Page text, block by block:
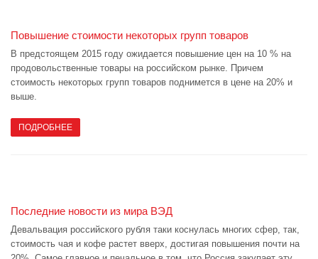
Повышение стоимости некоторых групп товаров
В предстоящем 2015 году ожидается повышение цен на 10 % на
продовольственные товары на российском рынке. Причем
стоимость некоторых групп товаров поднимется в цене на 20% и
выше.
ПОДРОБНЕЕ
Последние новости из мира ВЭД
Девальвация российского рубля таки коснулась многих сфер, так,
стоимость чая и кофе растет вверх, достигая повышения почти на